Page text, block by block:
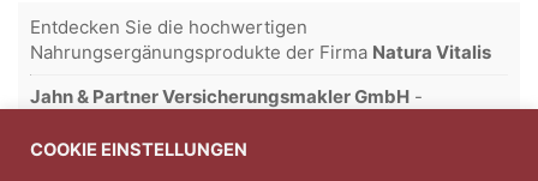
Entdecken Sie die hochwertigen
Nahrungsergänungsprodukte der Firma Natura Vitalis
Jahn & Partner Versicherungsmakler GmbH -
Professioneller Rundumschutz seit über 30 Jahren.
COOKIE EINSTELLUNGEN